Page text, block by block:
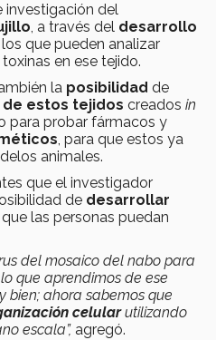
investigación del
, a través del desarrollo
que pueden analizar
en ese tejido.
la posibilidad de
estos tejidos creados in
para probar fármacos y
, para que estos ya
animales.
que el investigador
de desarrollar
que las personas puedan
del mosaico del nabo para
que aprendimos de ese
bien; ahora sabemos que
celularutilizando
escala”, agregó.